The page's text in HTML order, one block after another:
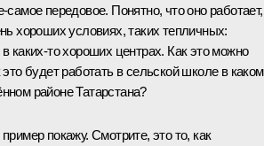
самое передовое. Понятно, что оно работает,
хороших условиях, таких тепличных:
каких-то хороших центрах. Как это можно
это будет работать в сельской школе в
районе Татарстана?
покажу. Смотрите, это то, как